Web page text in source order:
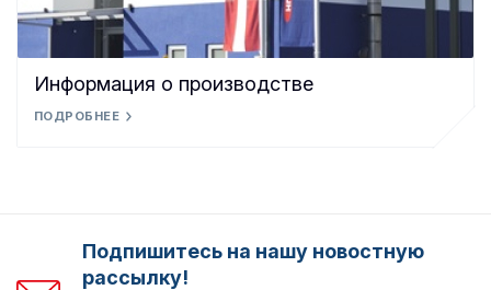
Информация о производстве
ПОДРОБНЕЕ
Подпишитесь на нашу новостную
рассылку!